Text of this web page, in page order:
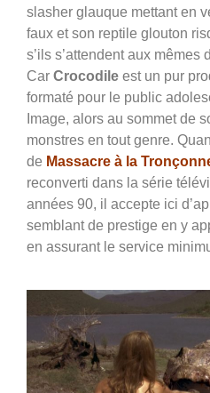
slasher glauque mettant en
faux et son reptile glouton
s’ils s’attendent aux mêmes
Car Crocodile est un pur
formaté pour le public
Image, alors au sommet de
monstres en tout genre.
de Massacre à la
reconverti dans la série
années 90, il accepte ici
semblant de prestige en y
en assurant le service